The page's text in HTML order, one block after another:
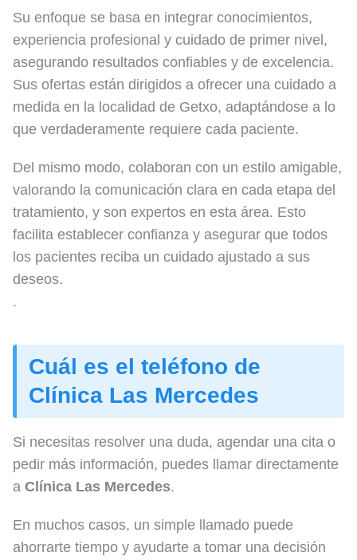
Su enfoque se basa en integrar conocimientos,
experiencia profesional y cuidado de primer nivel,
asegurando resultados confiables y de excelencia.
Sus ofertas están dirigidos a ofrecer una cuidado a
medida en la localidad de Getxo, adaptándose a lo
que verdaderamente requiere cada paciente.
Del mismo modo, colaboran con un estilo amigable,
valorando la comunicación clara en cada etapa del
tratamiento, y son expertos en esta área. Esto
facilita establecer confianza y asegurar que todos
los pacientes reciba un cuidado ajustado a sus
deseos.
.
Cuál es el teléfono de
Clínica Las Mercedes
Si necesitas resolver una duda, agendar una cita o
pedir más información, puedes llamar directamente
a Clínica Las Mercedes.
En muchos casos, un simple llamado puede
ahorrarte tiempo y ayudarte a tomar una decisión